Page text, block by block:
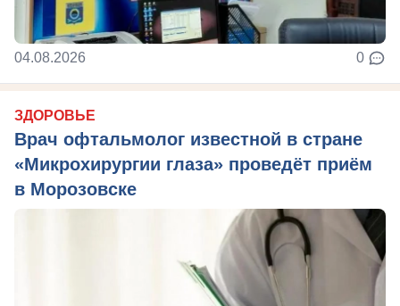
04.08.2026 0
ЗДОРОВЬЕ
Врач офтальмолог известной в стране
«Микрохирургии глаза» проведёт приём
в Морозовске